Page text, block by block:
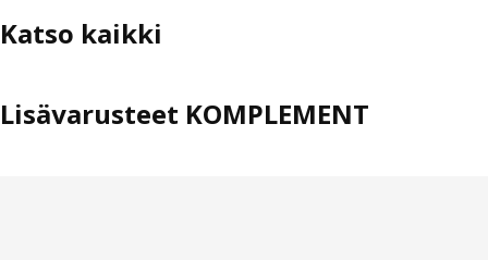
Katso kaikki
Lisävarusteet KOMPLEMENT